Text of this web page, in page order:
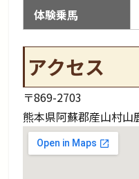
体験乗馬
アクセス
〒869-2703
熊本県阿蘇郡産山村山